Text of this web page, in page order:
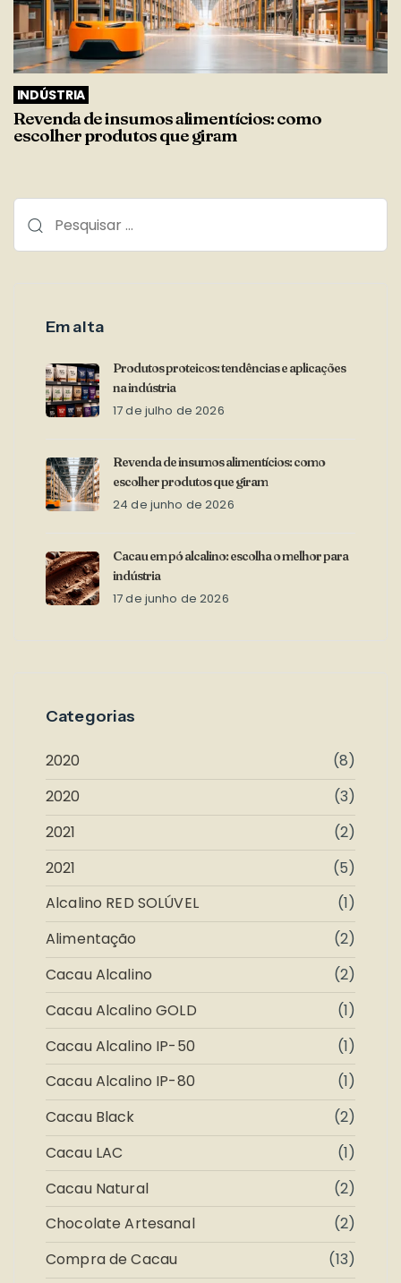
INDÚSTRIA
Revenda de insumos alimentícios: como
escolher produtos que giram
Em alta
Produtos proteicos: tendências e aplicações
na indústria
17 de julho de 2026
Revenda de insumos alimentícios: como
escolher produtos que giram
24 de junho de 2026
Cacau em pó alcalino: escolha o melhor para
indústria
17 de junho de 2026
Categorias
2020
(8)
2020
(3)
2021
(2)
2021
(5)
Alcalino RED SOLÚVEL
(1)
Alimentação
(2)
Cacau Alcalino
(2)
Cacau Alcalino GOLD
(1)
Cacau Alcalino IP-50
(1)
Cacau Alcalino IP-80
(1)
Cacau Black
(2)
Cacau LAC
(1)
Cacau Natural
(2)
Chocolate Artesanal
(2)
Compra de Cacau
(13)